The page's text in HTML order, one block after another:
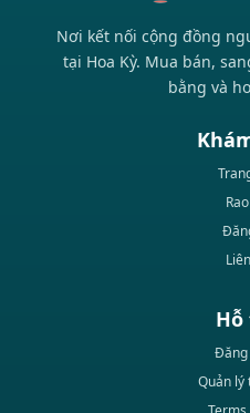
Nơi kết nối cộng đồng
tại Hoa Kỳ. Mua bán,
bằng và
Đăng
Quản lý